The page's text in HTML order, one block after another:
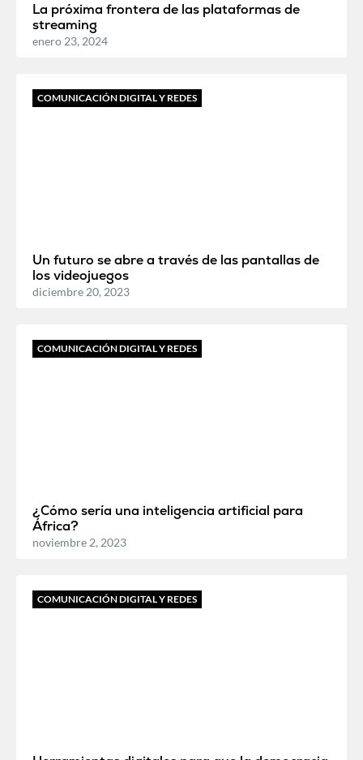
La próxima frontera de las plataformas de
streaming
enero 23, 2024
COMUNICACIÓN DIGITAL Y REDES
Un futuro se abre a través de las pantallas de
los videojuegos
diciembre 20, 2023
COMUNICACIÓN DIGITAL Y REDES
¿Cómo sería una inteligencia artificial para
África?
noviembre 2, 2023
COMUNICACIÓN DIGITAL Y REDES